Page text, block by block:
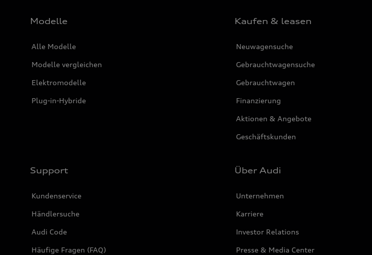
Modelle
Alle Modelle
Modelle vergleichen
Elektromodelle
Plug-in-Hybride
Kaufen & leasen
Neuwagensuche
Gebrauchtwagensuche
Gebrauchtwagen
Finanzierung
Aktionen & Angebote
Geschäftskunden
Support
Kundenservice
Händlersuche
Audi Code
Häufige Fragen (FAQ)
Über Audi
Unternehmen
Karriere
Investor Relations
Presse & Media Center